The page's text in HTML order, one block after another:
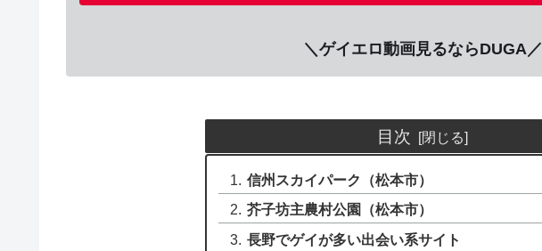
＼ゲイエロ動画見るならDUGA／
目次
信州スカイパーク（松本市）
芥子坊主農村公園（松本市）
長野でゲイが多い出会い系サイト